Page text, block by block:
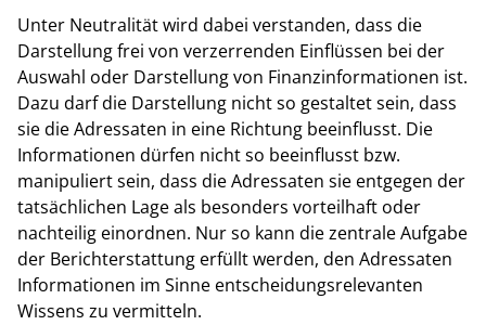
Unter Neutralität wird dabei verstanden, dass die
Darstellung frei von verzerrenden Einflüssen bei der
Auswahl oder Darstellung von Finanzinformationen ist.
Dazu darf die Darstellung nicht so gestaltet sein, dass
sie die Adressaten in eine Richtung beeinflusst. Die
Informationen dürfen nicht so beeinflusst bzw.
manipuliert sein, dass die Adressaten sie entgegen der
tatsächlichen Lage als besonders vorteilhaft oder
nachteilig einordnen. Nur so kann die zentrale Aufgabe
der Berichterstattung erfüllt werden, den Adressaten
Informationen im Sinne entscheidungsrelevanten
Wissens zu vermitteln.